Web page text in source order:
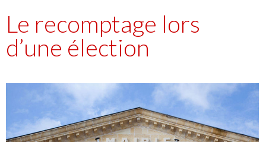
Le recomptage lors
d’une élection